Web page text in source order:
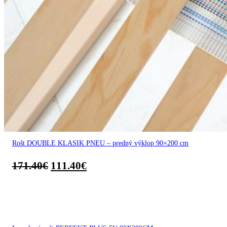
Rošt DOUBLE KLASIK PNEU – predný výklop 90×200 cm
171.40€ 111.40€